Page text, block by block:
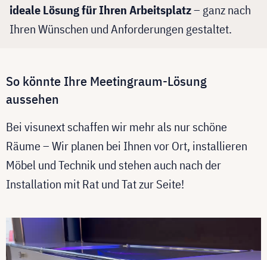
ideale Lösung für Ihren Arbeitsplatz– ganz nach
Ihren Wünschen und Anforderungen gestaltet.
So könnte Ihre Meetingraum-Lösung
aussehen
Bei visunext schaffen wir mehr als nur schöne
Räume – Wir planen bei Ihnen vor Ort, installieren
Möbel und Technik und stehen auch nach der
Installation mit Rat und Tat zur Seite!